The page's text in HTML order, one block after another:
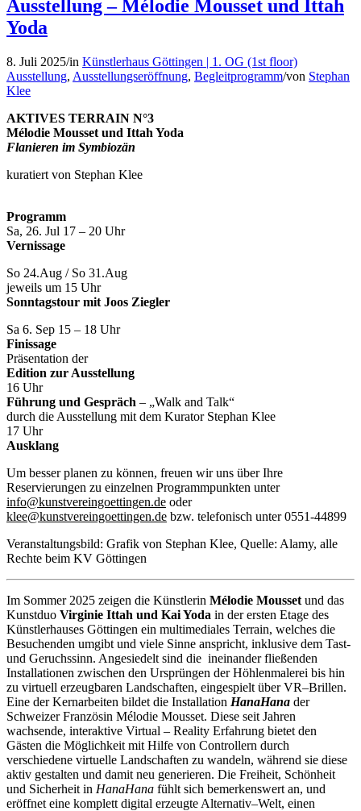
Ausstellung – Mélodie Mousset und Ittah
Yoda
8. Juli 2025/in Künstlerhaus Göttingen | 1. OG (1st floor)
Ausstellung, Ausstellungseröffnung, Begleitprogramm/von Stephan
Klee
AKTIVES TERRAIN N°3
Mélodie Mousset und Ittah Yoda
Flanieren im Symbiozän
kuratiert von Stephan Klee
Programm
Sa, 26. Jul 17 – 20 Uhr
Vernissage
So 24.Aug / So 31.Aug
jeweils um 15 Uhr
Sonntagstour mit Joos Ziegler
Sa 6. Sep 15 – 18 Uhr
Finissage
Präsentation der
Edition zur Ausstellung
16 Uhr
Führung und Gespräch – „Walk and Talk“
durch die Ausstellung mit dem Kurator Stephan Klee
17 Uhr
Ausklang
Um besser planen zu können, freuen wir uns über Ihre
Reservierungen zu einzelnen Programmpunkten unter
info@kunstvereingoettingen.de oder
klee@kunstvereingoettingen.de bzw. telefonisch unter 0551-44899
Veranstaltungsbild: Grafik von Stephan Klee, Quelle: Alamy, alle
Rechte beim KV Göttingen
Im Sommer 2025 zeigen die Künstlerin Mélodie Mousset und das
Kunstduo Virginie Ittah und Kai Yoda in der ersten Etage des
Künstlerhauses Göttingen ein multimediales Terrain, welches die
Besuchenden umgibt und viele Sinne anspricht, inklusive dem Tast-
und Geruchssinn. Angesiedelt sind die ineinander fließenden
Installationen zwischen den Ursprüngen der Höhlenmalerei bis hin
zu virtuell erzeugbaren Landschaften, eingespielt über VR–Brillen.
Eine der Kernarbeiten bildet die Installation HanaHana der
Schweizer Französin Mélodie Mousset. Diese seit Jahren
wachsende, interaktive Virtual – Reality Erfahrung bietet den
Gästen die Möglichkeit mit Hilfe von Controllern durch
verschiedene virtuelle Landschaften zu wandeln, während sie diese
aktiv gestalten und damit neu generieren. Die Freiheit, Schönheit
und Sicherheit in HanaHana fühlt sich bemerkenswert an, und
eröffnet eine komplett digital erzeugte Alternativ–Welt, einen